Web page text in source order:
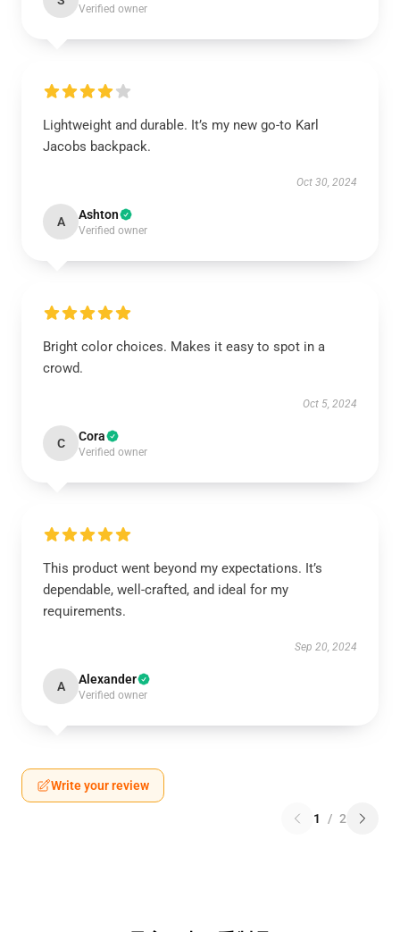
Verified owner
Lightweight and durable. It’s my new go-to Karl
Jacobs backpack.
Oct 30, 2024
A Ashton
Verified owner
Bright color choices. Makes it easy to spot in a
crowd.
Oct 5, 2024
C Cora
Verified owner
This product went beyond my expectations. It’s
dependable, well-crafted, and ideal for my
requirements.
Sep 20, 2024
A Alexander
Verified owner
Write your review
1 / 2